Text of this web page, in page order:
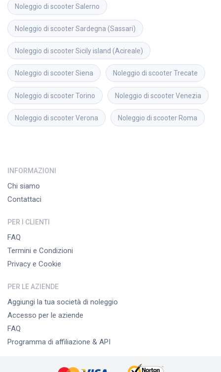
Noleggio di scooterSalerno
Noleggio di scooterSardegna (Sassari)
Noleggio di scooterSicily island (Acireale)
Noleggio di scooterSiena Noleggio di scooterTrecate
Noleggio di scooterTorino Noleggio di scooterVenezia
Noleggio di scooterVerona Noleggio di scooter Roma
INFORMAZIONI
Chi siamo
Contattaci
PER I CLIENTI
FAQ
Termini e Condizioni
Privacy e Cookie
PER LE AZIENDE
Aggiungi la tua società di noleggio
Accesso per le aziende
FAQ
Programma di affiliazione & API